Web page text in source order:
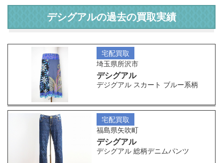
デシグアルの過去の買取実績
宅配買取
埼玉県所沢市
デシグアル
デジグアル スカート ブルー系柄
宅配買取
福島県矢吹町
デシグアル
デシグアル 総柄デニムパンツ